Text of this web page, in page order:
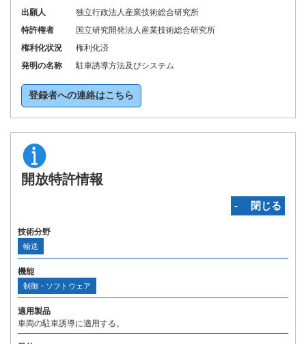
出願人
独立行政法人産業技術総合研究所
特許権者
国立研究開発法人産業技術総合研究所
権利化状況
権利化済
発明の名称
駐車誘導方法及びシステム
登録者への連絡はこちら
開放特許情報
‐ 閉じる
技術分野
輸送
機能
制御・ソフトウェア
適用製品
車両の駐車誘導に適用する。